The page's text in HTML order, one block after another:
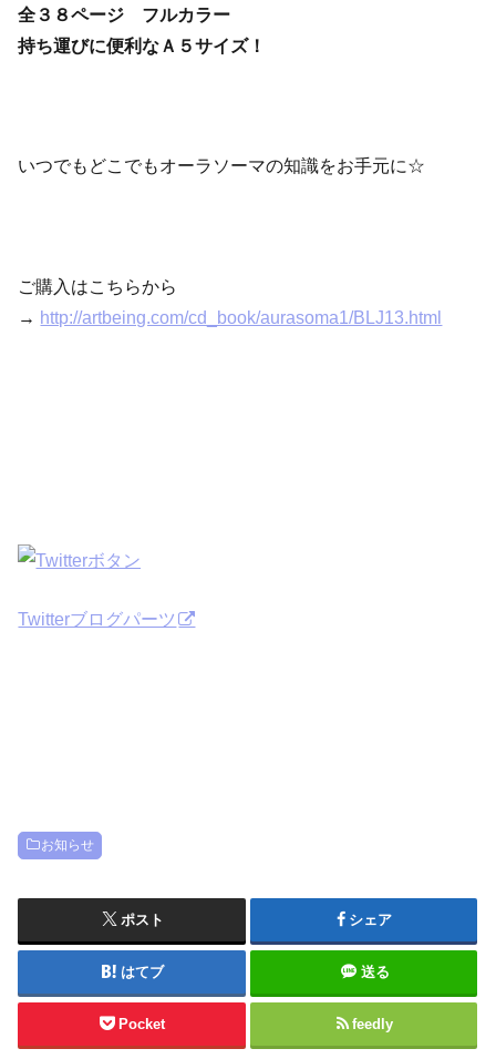
全３８ページ フルカラー
持ち運びに便利な Ａ５サイズ！
いつでもどこでもオーラソーマの知識をお手元に☆
ご購入はこちらから
→ http://artbeing.com/cd_book/aurasoma1/BLJ13.html
Twitterブログパーツ
お知らせ
ポスト シェア
はてブ 送る
Pocket feedly